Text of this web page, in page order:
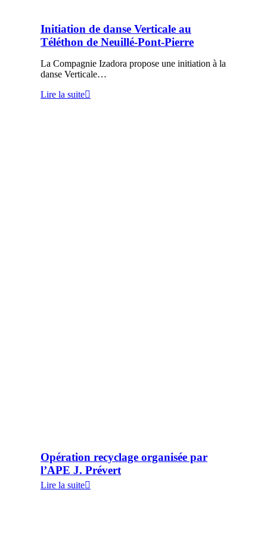
Initiation de danse Verticale au
Téléthon de Neuillé-Pont-Pierre
La Compagnie Izadora propose une initiation à la
danse Verticale…
Lire la suite
Opération recyclage organisée par
l’APE J. Prévert
Lire la suite